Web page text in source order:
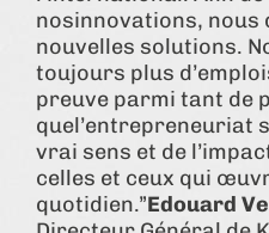
nosinnovations, nous
nouvelles solutions.
toujours plus
preuve parmi tant de
quel’entrepreneuriat
vrai sens et de
celles et ceux qui
quotidien.”Edouard